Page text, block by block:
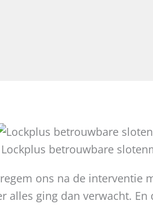
Lockplus betrouwbare
ons na de interventie
alles ging dan verwacht.